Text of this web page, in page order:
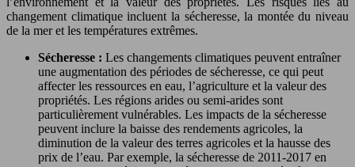
changement climatique incluent la sécheresse, la montée du niveau
de la mer et les températures extrêmes.
Sécheresse : Les changements climatiques peuvent entraîner
une augmentation des périodes de sécheresse, ce qui peut
affecter les ressources en eau, l’agriculture et la valeur des
propriétés. Les régions arides ou semi-arides sont
particulièrement vulnérables. Les impacts de la sécheresse
peuvent inclure la baisse des rendements agricoles, la
diminution de la valeur des terres agricoles et la hausse des
prix de l’eau. Par exemple, la sécheresse de 2011-2017 en